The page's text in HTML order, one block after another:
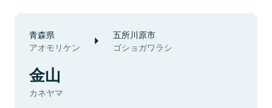
青森県
アオモリケン
五所川原市
ゴショガワラシ
金山
カネヤマ